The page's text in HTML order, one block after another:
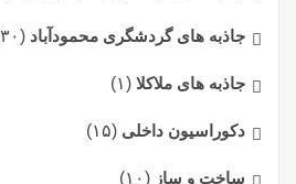
جاذبه های گردشگری محمودآباد (۳۰)
جاذبه های ملاکلا (۱)
دکوراسیون داخلی (۱۵)
ساخت و ساز (۱۰)